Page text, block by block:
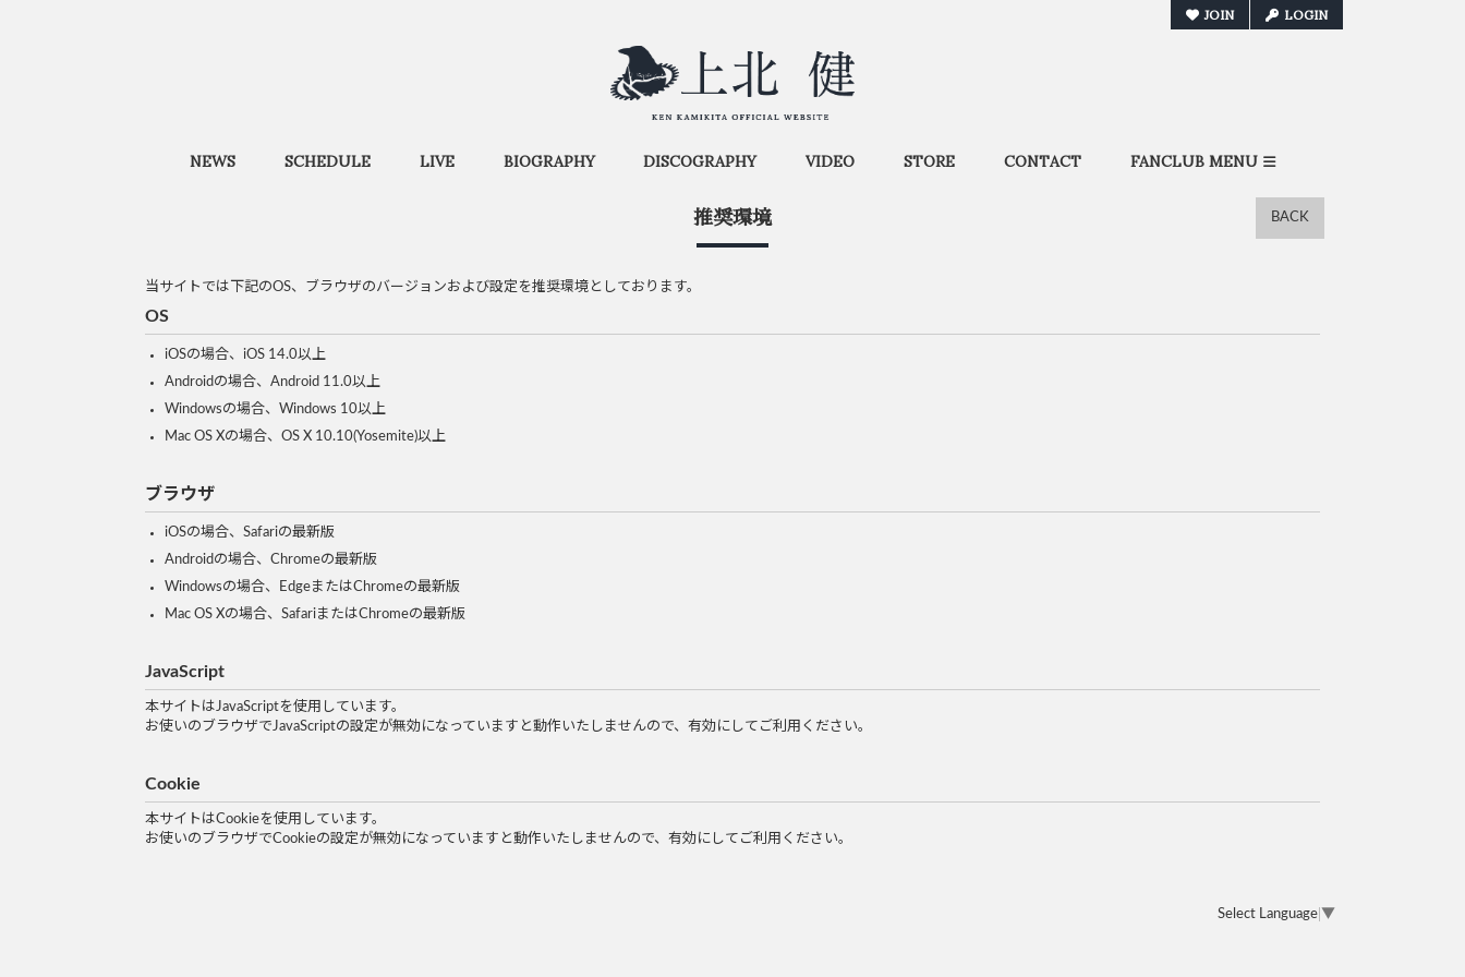
NEWS SCHEDULE LIVE BIOGRAPHY DISCOGRAPHY VIDEO STORE CONTACT FANCLUB MENU
JOIN LOGIN
推奨環境 BACK
当サイトでは下記のOS、ブラウザのバージョンおよび設定を推奨環境としております。
OS
iOSの場合、iOS 14.0以上
Androidの場合、Android 11.0以上
Windowsの場合、Windows 10以上
Mac OS Xの場合、OS X 10.10(Yosemite)以上
ブラウザ
iOSの場合、Safariの最新版
Androidの場合、Chromeの最新版
Windowsの場合、EdgeまたはChromeの最新版
Mac OS Xの場合、SafariまたはChromeの最新版
JavaScript
本サイトはJavaScriptを使用しています。
お使いのブラウザでJavaScriptの設定が無効になっていますと動作いたしませんので、有効にしてご利用ください。
Cookie
本サイトはCookieを使用しています。
お使いのブラウザでCookieの設定が無効になっていますと動作いたしませんので、有効にしてご利用ください。
Select Language ▼